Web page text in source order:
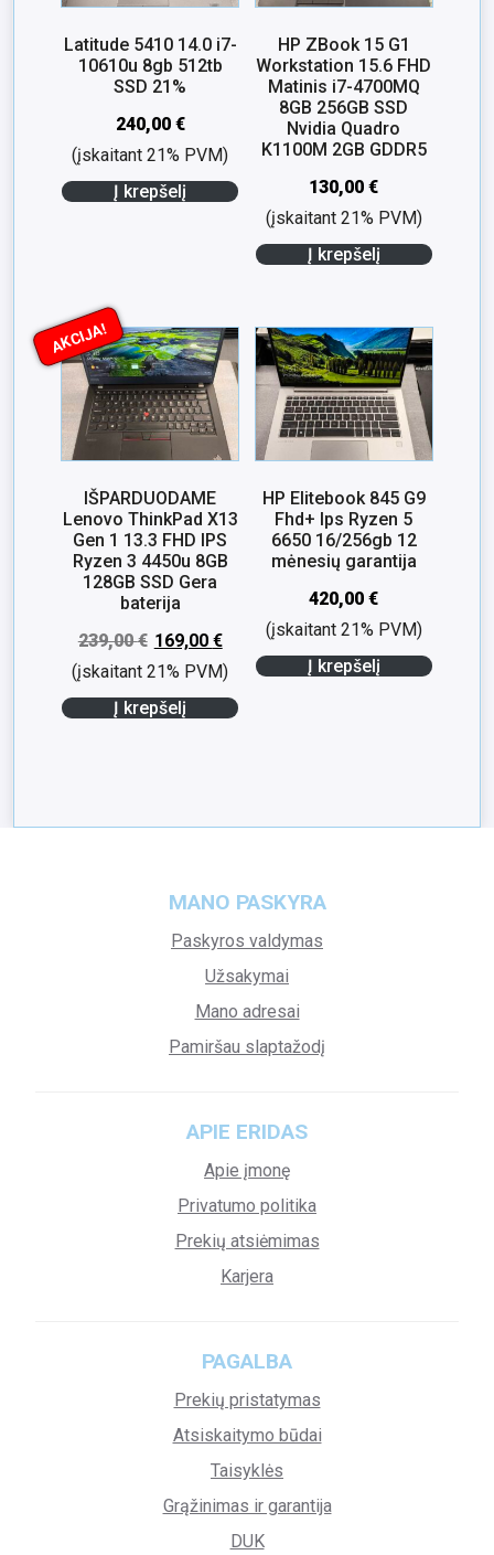
Latitude 5410 14.0 i7-
10610u 8gb 512tb
SSD 21%
240,00 €
(įskaitant 21% PVM)
Į krepšelį
HP ZBook 15 G1
Workstation 15.6 FHD
Matinis i7-4700MQ
8GB 256GB SSD
Nvidia Quadro
K1100M 2GB GDDR5
130,00€
(įskaitant 21% PVM)
Į krepšelį
AKCIJA!
IŠPARDUODAME
Lenovo ThinkPad X13
Gen 1 13.3 FHD IPS
Ryzen 3 4450u 8GB
128GB SSD Gera
baterija
239,00€ 169,00 €
(įskaitant 21% PVM)
Į krepšelį
HP Elitebook 845 G9
Fhd+ Ips Ryzen 5
6650 16/256gb 12
mėnesių garantija
420,00€
(įskaitant 21% PVM)
Į krepšelį
MANO PASKYRA
Paskyros valdymas
Užsakymai
Mano adresai
Pamiršau slaptažodį
APIE ERIDAS
Apie įmonę
Privatumo politika
Prekių atsiėmimas
Karjera
PAGALBA
Prekių pristatymas
Atsiskaitymo būdai
Taisyklės
Grąžinimas ir garantija
DUK